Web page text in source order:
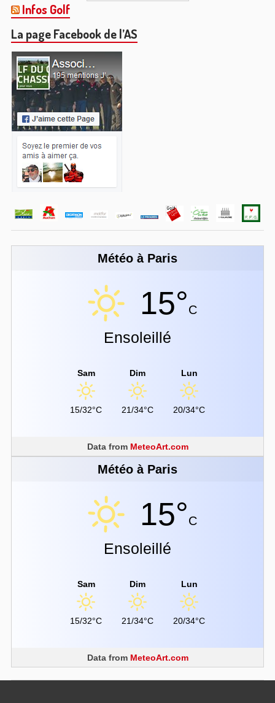
Infos Golf
La page Facebook de l’AS
Météo à Paris
15°C
Ensoleillé
Sam
15/32°C
Dim
21/34°C
Lun
20/34°C
Data from MeteoArt.com
Météo à Paris
15°C
Ensoleillé
Sam
15/32°C
Dim
21/34°C
Lun
20/34°C
Data from MeteoArt.com